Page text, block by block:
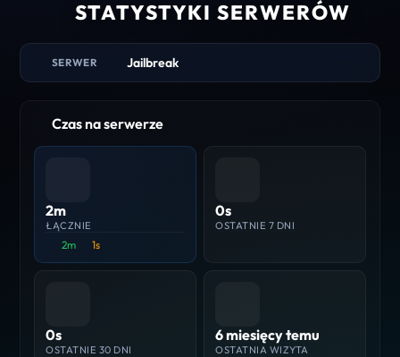
STATYSTYKI SERWERÓW
SERWER Jailbreak
Czas na serwerze
2m
ŁĄCZNIE
2m 1s
0s
OSTATNIE 7 DNI
0s
OSTATNIE 30 DNI
6 miesięcy temu
OSTATNIA WIZYTA